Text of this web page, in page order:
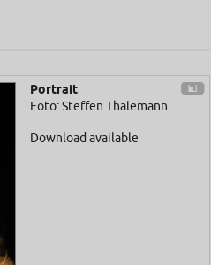
Portrait
Foto: Steffen Thalemann
Download available